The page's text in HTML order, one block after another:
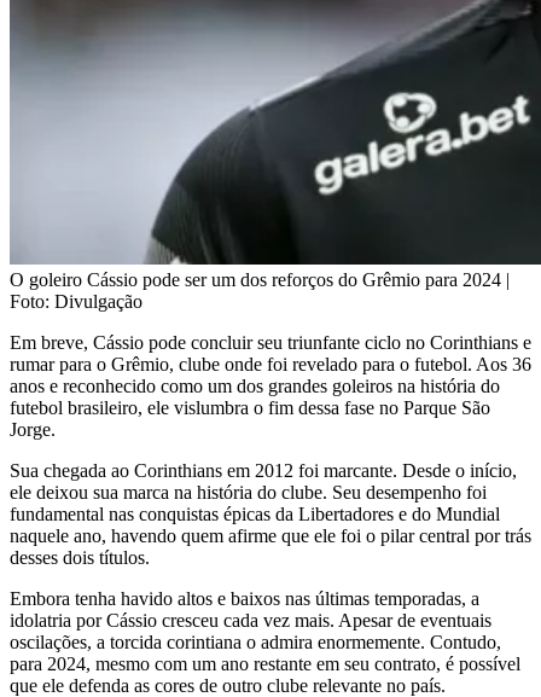
O goleiro Cássio pode ser um dos reforços do Grêmio para 2024 |
Foto: Divulgação
Em breve, Cássio pode concluir seu triunfante ciclo no Corinthians e
rumar para o Grêmio, clube onde foi revelado para o futebol. Aos 36
anos e reconhecido como um dos grandes goleiros na história do
futebol brasileiro, ele vislumbra o fim dessa fase no Parque São
Jorge.
Sua chegada ao Corinthians em 2012 foi marcante. Desde o início,
ele deixou sua marca na história do clube. Seu desempenho foi
fundamental nas conquistas épicas da Libertadores e do Mundial
naquele ano, havendo quem afirme que ele foi o pilar central por trás
desses dois títulos.
Embora tenha havido altos e baixos nas últimas temporadas, a
idolatria por Cássio cresceu cada vez mais. Apesar de eventuais
oscilações, a torcida corintiana o admira enormemente. Contudo,
para 2024, mesmo com um ano restante em seu contrato, é possível
que ele defenda as cores de outro clube relevante no país.